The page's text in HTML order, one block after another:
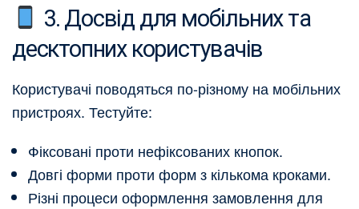
3. Досвід для мобільних та
десктопних користувачів
Користувачі поводяться по-різному на мобільних
пристроях. Тестуйте:
Фіксовані проти нефіксованих кнопок.
Довгі форми проти форм з кількома кроками.
Різні процеси оформлення замовлення для